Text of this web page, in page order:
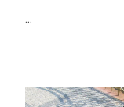
...